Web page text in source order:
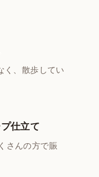
く、散歩してい
仕立て
さんの方で賑